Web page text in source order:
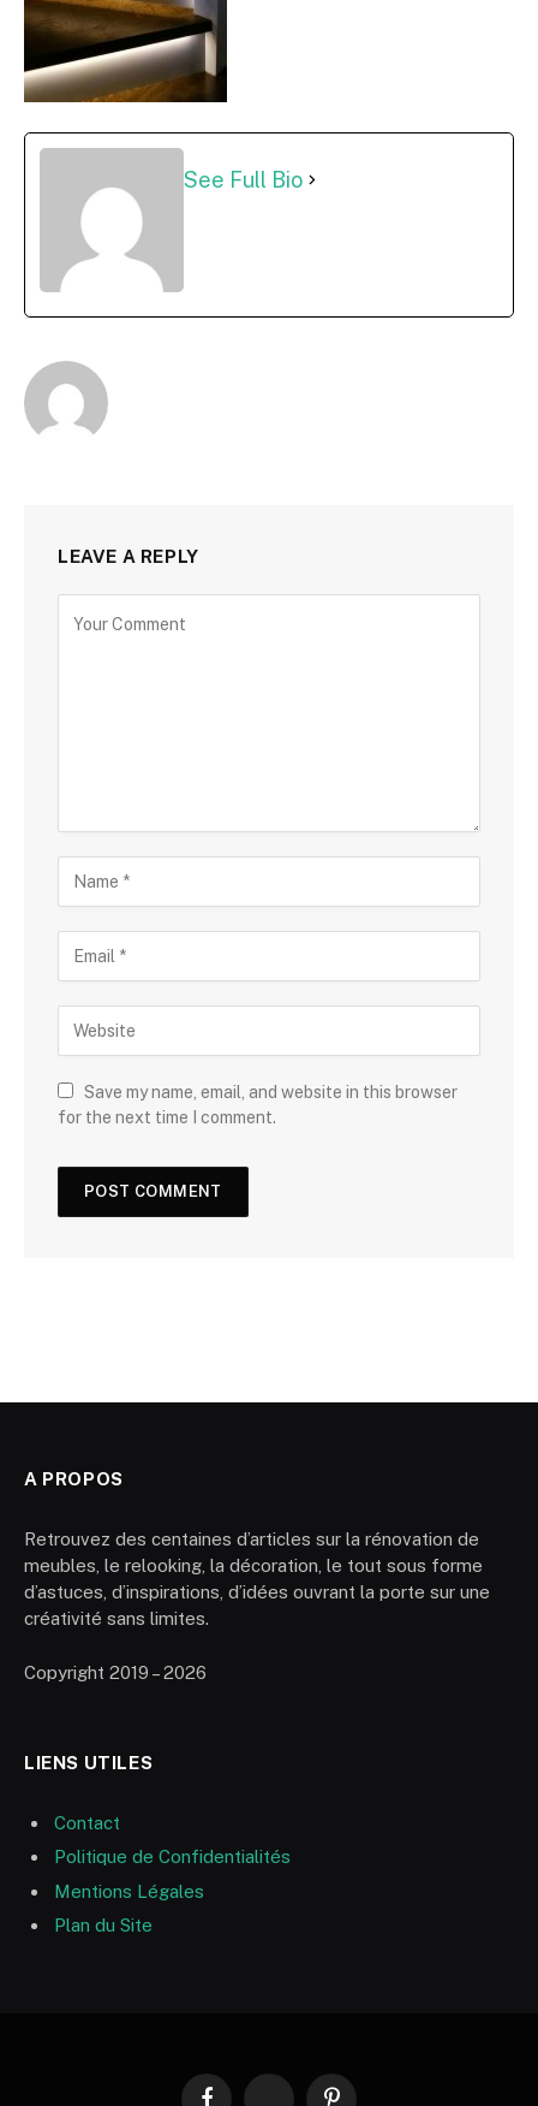
See Full Bio
LEAVE A REPLY
Save my name, email, and website in this browser
for the next time I comment.
A PROPOS
Retrouvez des centaines d’articles sur la rénovation de
meubles, le relooking, la décoration, le tout sous forme
d’astuces, d’inspirations, d’idées ouvrant la porte sur une
créativité sans limites.
Copyright 2019 – 2026
LIENS UTILES
Contact
Politique de Confidentialités
Mentions Légales
Plan du Site